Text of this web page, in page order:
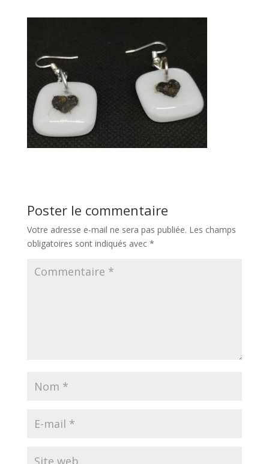
Poster le commentaire
Votre adresse e-mail ne sera pas publiée. Les champs
obligatoires sont indiqués avec *